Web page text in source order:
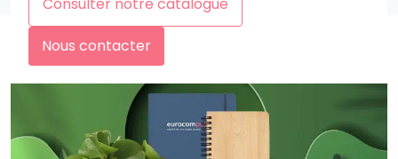
Nous contacter